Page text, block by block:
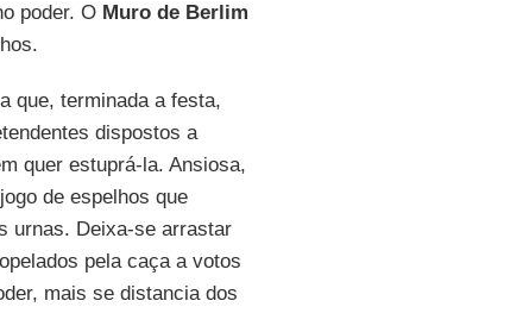
poder. O Muro de Berlim
que, terminada a festa,
dispostos a
quer estuprá-la. Ansiosa,
de espelhos que
urnas. Deixa-se arrastar
pela caça a votos
mais se distancia dos